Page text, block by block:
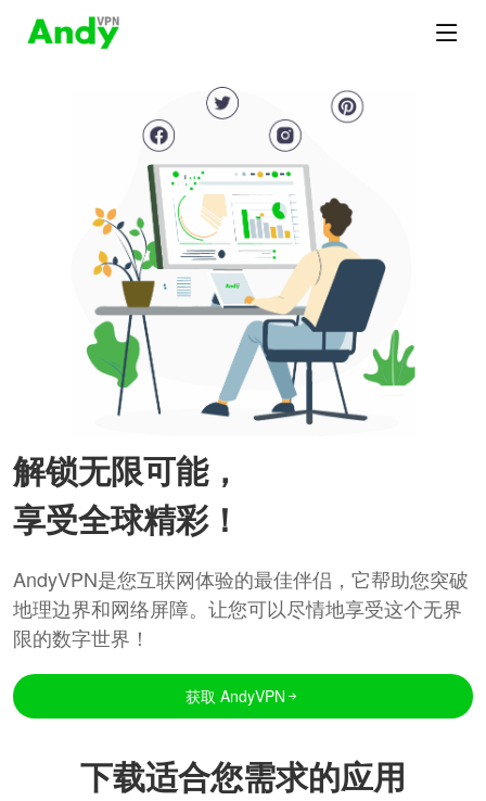
解锁无限可能，
享受全球精彩！
AndyVPN是您互联网体验的最佳伴侣，它帮助您突破
地理边界和网络屏障。让您可以尽情地享受这个无界
限的数字世界！
获取 AndyVPN
下载适合您需求的应用